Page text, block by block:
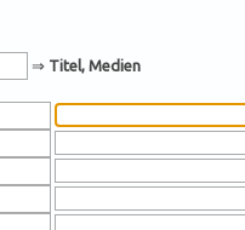
⇒ Titel, Medien